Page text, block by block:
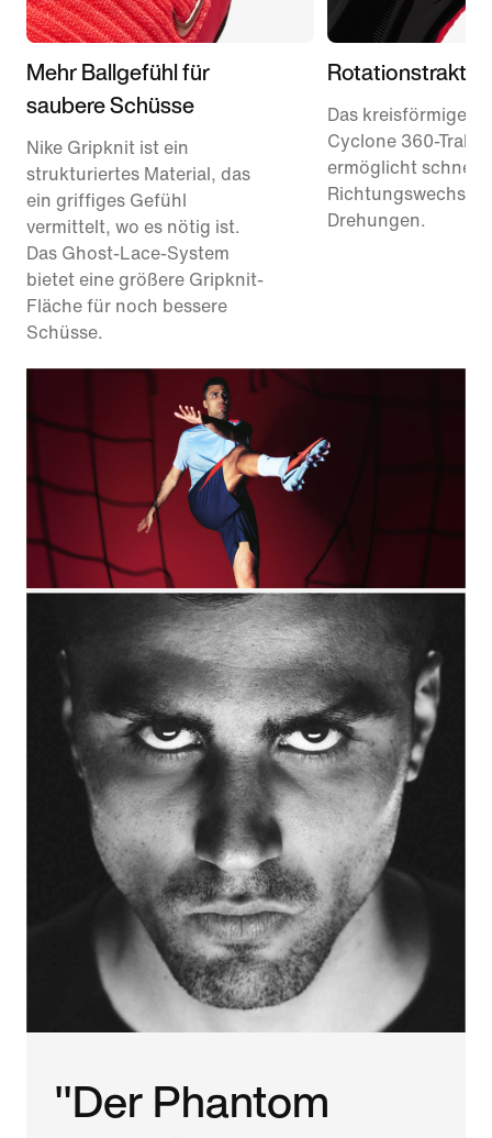
Mehr Ballgefühl für
saubere Schüsse
Nike Gripknit ist ein
strukturiertes Material, das
ein griffiges Gefühl
vermittelt, wo es nötig ist.
Das Ghost-Lace-System
bietet eine größere Gripknit-
Fläche für noch bessere
Schüsse.
Das kreisförmige
Cyclone 360-
ermöglicht schnelle
Richtungswechsel
Drehungen.
"Der Phantom